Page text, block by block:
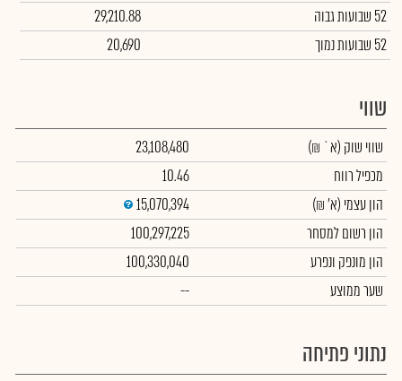
52 שבועות גבוה
29,210.88
52 שבועות נמוך
20,690
שווי
שווי שוק (א` ₪)
23,108,480
מכפיל רווח
10.46
הון עצמי (א' ₪)
15,070,394
הון רשום למסחר
100,297,225
הון מונפק ונפרע
100,330,040
שער ממוצע
--
נתוני פתיחה